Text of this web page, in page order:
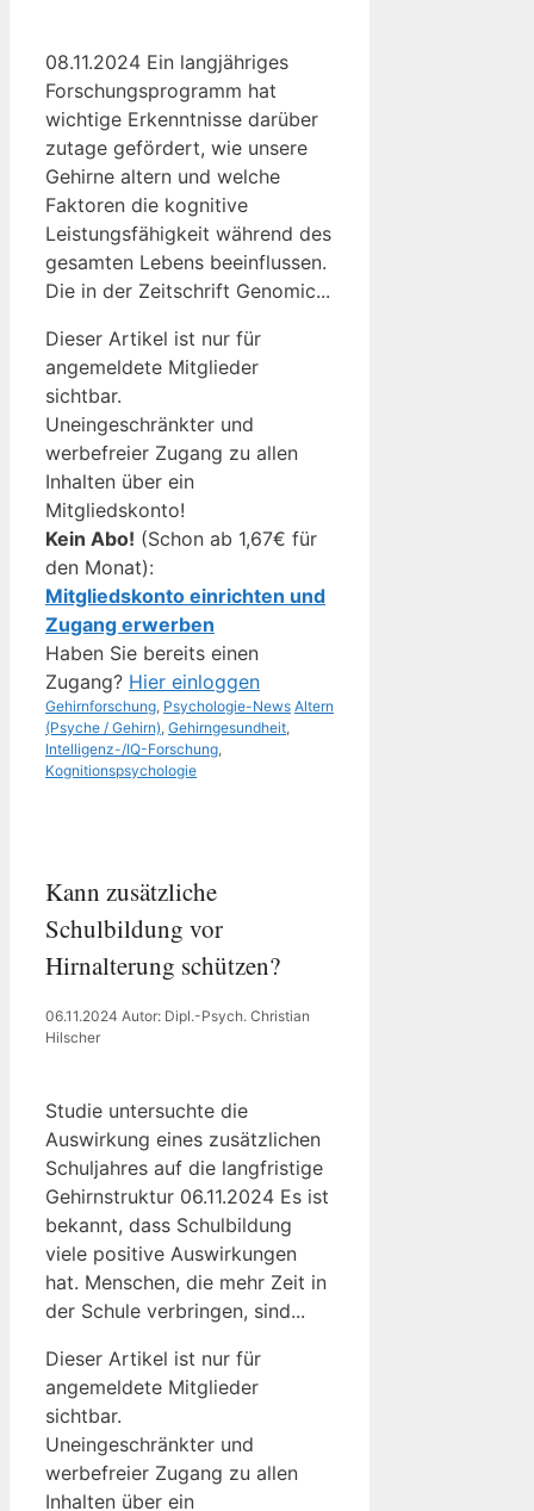
08.11.2024 Ein langjähriges
Forschungsprogramm hat
wichtige Erkenntnisse darüber
zutage gefördert, wie unsere
Gehirne altern und welche
Faktoren die kognitive
Leistungsfähigkeit während des
gesamten Lebens beeinflussen.
Die in der Zeitschrift Genomic...
Dieser Artikel ist nur für
angemeldete Mitglieder
sichtbar.
Uneingeschränkter und
werbefreier Zugang zu allen
Inhalten über ein
Mitgliedskonto!
Kein Abo! (Schon ab 1,67€ für
den Monat):
Mitgliedskonto einrichten und
Zugang erwerben
Haben Sie bereits einen
Zugang? Hier einloggen
Kategorien
Gehirnforschung, Psychologie-News Schlagwörter
Altern
(Psyche / Gehirn), Gehirngesundheit,
Intelligenz-/IQ-Forschung,
Kognitionspsychologie
Kann zusätzliche
Schulbildung vor
Hirnalterung schützen?
06.11.2024 Autor: Dipl.-Psych. Christian
Hilscher
Studie untersuchte die
Auswirkung eines zusätzlichen
Schuljahres auf die langfristige
Gehirnstruktur 06.11.2024 Es ist
bekannt, dass Schulbildung
viele positive Auswirkungen
hat. Menschen, die mehr Zeit in
der Schule verbringen, sind...
Dieser Artikel ist nur für
angemeldete Mitglieder
sichtbar.
Uneingeschränkter und
werbefreier Zugang zu allen
Inhalten über ein